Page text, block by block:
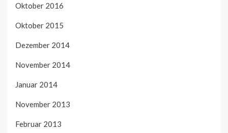
Oktober 2016
Oktober 2015
Dezember 2014
November 2014
Januar 2014
November 2013
Februar 2013